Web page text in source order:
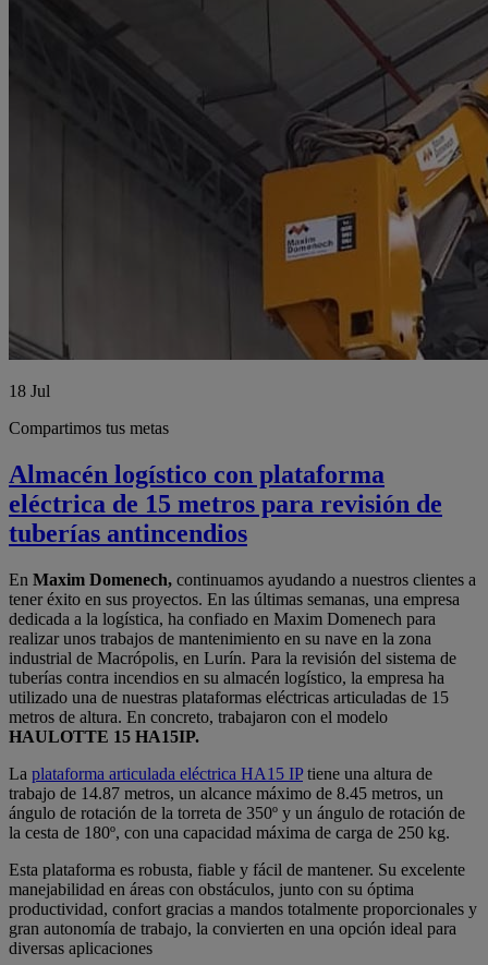
18 Jul
Compartimos tus metas
Almacén logístico con plataforma
eléctrica de 15 metros para revisión de
tuberías antincendios
En Maxim Domenech, continuamos ayudando a nuestros clientes a
tener éxito en sus proyectos. En las últimas semanas, una empresa
dedicada a la logística, ha confiado en Maxim Domenech para
realizar unos trabajos de mantenimiento en su nave en la zona
industrial de Macrópolis, en Lurín. Para la revisión del sistema de
tuberías contra incendios en su almacén logístico, la empresa ha
utilizado una de nuestras plataformas eléctricas articuladas de 15
metros de altura. En concreto, trabajaron con el modelo
HAULOTTE 15 HA15IP.
La plataforma articulada eléctrica HA15 IPtiene una altura de
trabajo de 14.87 metros, un alcance máximo de 8.45 metros, un
ángulo de rotación de la torreta de 350º y un ángulo de rotación de
la cesta de 180º, con una capacidad máxima de carga de 250 kg.
Esta plataforma es robusta, fiable y fácil de mantener. Su excelente
manejabilidad en áreas con obstáculos, junto con su óptima
productividad, confort gracias a mandos totalmente proporcionales y
gran autonomía de trabajo, la convierten en una opción ideal para
diversas aplicaciones